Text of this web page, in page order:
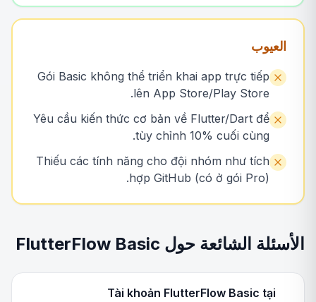
العيوب
Gói Basic không thể triển khai app trực tiếp
lên App Store/Play Store.
Yêu cầu kiến thức cơ bản về Flutter/Dart để
tùy chỉnh 10% cuối cùng.
Thiếu các tính năng cho đội nhóm như tích
hợp GitHub (có ở gói Pro).
الأسئلة الشائعة حول FlutterFlow Basic
Tài khoản FlutterFlow Basic tại